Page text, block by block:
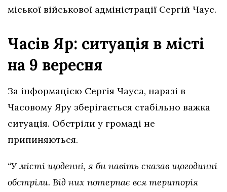
міської військової адміністрації Сергій Чаус.
Часів Яр: ситуація в місті
на 9 вересня
За інформацією Сергія Чауса, наразі в
Часовому Яру зберігається стабільно важка
ситуація. Обстріли у громаді не
припиняються.
“У місті щоденні, я би навіть сказав щогодинні
обстріли. Від них потерпає вся територія